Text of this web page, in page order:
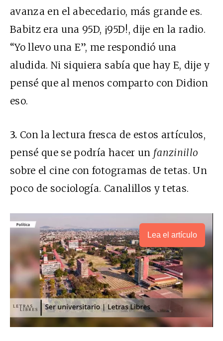
avanza en el abecedario, más grande es.
Babitz era una 95D, ¡95D!, dije en la radio.
“Yo llevo una E”, me respondió una
aludida. Ni siquiera sabía que hay E, dije y
pensé que al menos comparto con Didion
eso.
3. Con la lectura fresca de estos artículos,
pensé que se podría hacer un fanzinillo
sobre el cine con fotogramas de tetas. Un
poco de sociología. Canalillos y tetas.
Lea el artículo